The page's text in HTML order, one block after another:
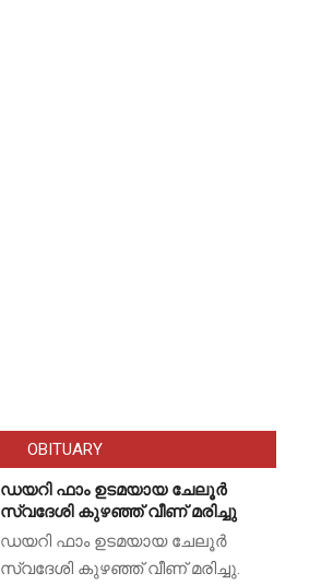
OBITUARY
ഡയറി ഫാം ഉടമയായ ചേലൂർ
സ്വദേശി കുഴഞ്ഞ് വീണ് മരിച്ചു
ഡയറി ഫാം ഉടമയായ ചേലൂർ
സ്വദേശി കുഴഞ്ഞ് വീണ് മരിച്ചു.